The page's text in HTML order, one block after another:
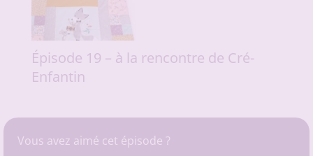
Épisode 19 – à la rencontre de Cré-
Enfantin
Vous avez aimé cet épisode ?